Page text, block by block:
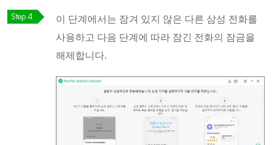
이 단계에서는 잠겨 있지 않은 다른 삼성 전화를
사용하고 다음 단계에 따라 잠긴 전화의 잠금을
해제합니다.